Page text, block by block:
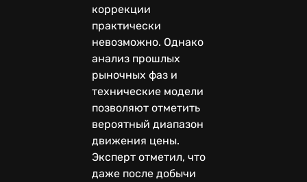
коррекции
практически
невозможно. Однако
анализ прошлых
рыночных фаз и
технические модели
позволяют отметить
вероятный диапазон
движения цены.
Эксперт отметил, что
даже после добычи